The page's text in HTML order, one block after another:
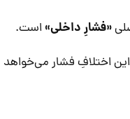
«فشارِ داخلی» است.
این اختلافِ فشار می‌خواهد